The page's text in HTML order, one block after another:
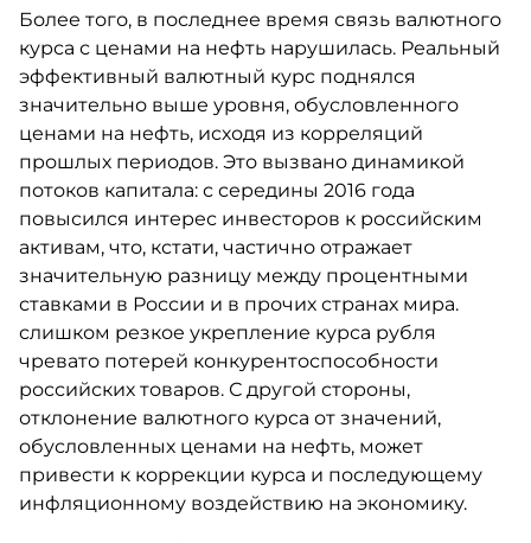
Более того, в последнее время связь валютного
курса с ценами на нефть нарушилась. Реальный
эффективный валютный курс поднялся
значительно выше уровня, обусловленного
ценами на нефть, исходя из корреляций
прошлых периодов. Это вызвано динамикой
потоков капитала: с середины 2016 года
повысился интерес инвесторов к российским
активам, что, кстати, частично отражает
значительную разницу между процентными
ставками в России и в прочих странах мира.
слишком резкое укрепление курса рубля
чревато потерей конкурентоспособности
российских товаров. С другой стороны,
отклонение валютного курса от значений,
обусловленных ценами на нефть, может
привести к коррекции курса и последующему
инфляционному воздействию на экономику.